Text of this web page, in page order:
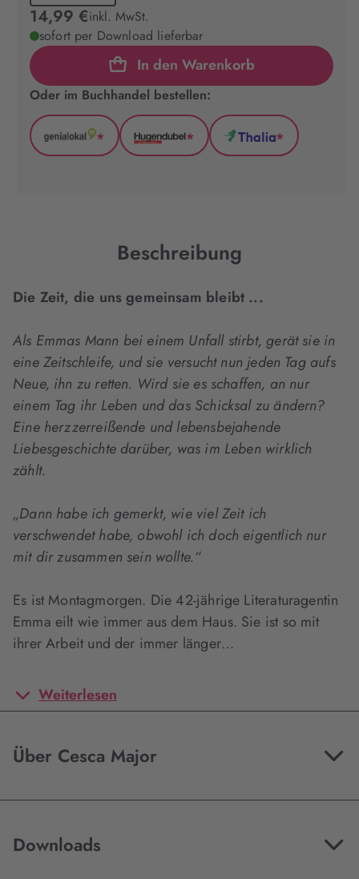
14,99 €inkl. MwSt.
sofort per Download lieferbar
In den Warenkorb
Oder im Buchhandel bestellen:
GenialLokal
*
Hugendubel
*
Thalia
*
Beschreibung
Die Zeit, die uns gemeinsam bleibt ...
Als Emmas Mann bei einem Unfall stirbt, gerät sie in
eine Zeitschleife, und sie versucht nun jeden Tag aufs
Neue, ihn zu retten. Wird sie es schaffen, an nur
einem Tag ihr Leben und das Schicksal zu ändern?
Eine herzzerreißende und lebensbejahende
Liebesgeschichte darüber, was im Leben wirklich
zählt.
„Dann habe ich gemerkt, wie viel Zeit ich
verschwendet habe, obwohl ich doch eigentlich nur
mit dir zusammen sein wollte.“
Es ist Montagmorgen. Die 42-jährige Literaturagentin
Emma eilt wie immer aus dem Haus. Sie ist so mit
ihrer Arbeit und der immer länger…
Weiterlesen
Über Cesca Major
Downloads